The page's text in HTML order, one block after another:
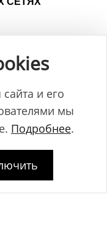
Гродненского
и его
мы
Подробнее.